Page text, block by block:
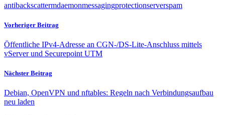
antibackscattermdaemonmessagingprotectionserverspam
Vorheriger Beitrag
Öffentliche IPv4-Adresse an CGN-/DS-Lite-Anschluss mittels
vServer und Securepoint UTM
Nächster Beitrag
Debian, OpenVPN und nftables: Regeln nach Verbindungsaufbau
neu laden